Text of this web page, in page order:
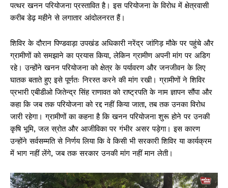
पत्थर खनन परियोजना प्रस्तावित है। इस परियोजना के विरोध में क्षेत्रवासी
करीब डेढ़ महीने से लगातार आंदोलनरत हैं।
शिविर के दौरान पिण्डवाड़ा उपखंड अधिकारी नरेंद्र जांगिड़ मौके पर पहुंचे और
ग्रामीणों को समझाने का प्रयास किया, लेकिन ग्रामीण अपनी मांग पर अडिग
रहे। उन्होंने खनन परियोजना को क्षेत्र के पर्यावरण और जनजीवन के लिए
घातक बताते हुए इसे पूर्णतः निरस्त करने की मांग रखी। ग्रामीणों ने शिविर
प्रभारी एबीडीओ जितेन्द्र सिंह राणावत को राष्ट्रपति के नाम ज्ञापन सौंपा और
कहा कि जब तक परियोजना को रद्द नहीं किया जाता, तब तक उनका विरोध
जारी रहेगा। ग्रामीणों का कहना है कि खनन परियोजना शुरू होने पर उनकी
कृषि भूमि, जल स्रोत और आजीविका पर गंभीर असर पड़ेगा। इस कारण
उन्होंने सर्वसम्मति से निर्णय लिया कि वे किसी भी सरकारी शिविर या कार्यक्रम
में भाग नहीं लेंगे, जब तक सरकार उनकी मांग नहीं मान लेती।